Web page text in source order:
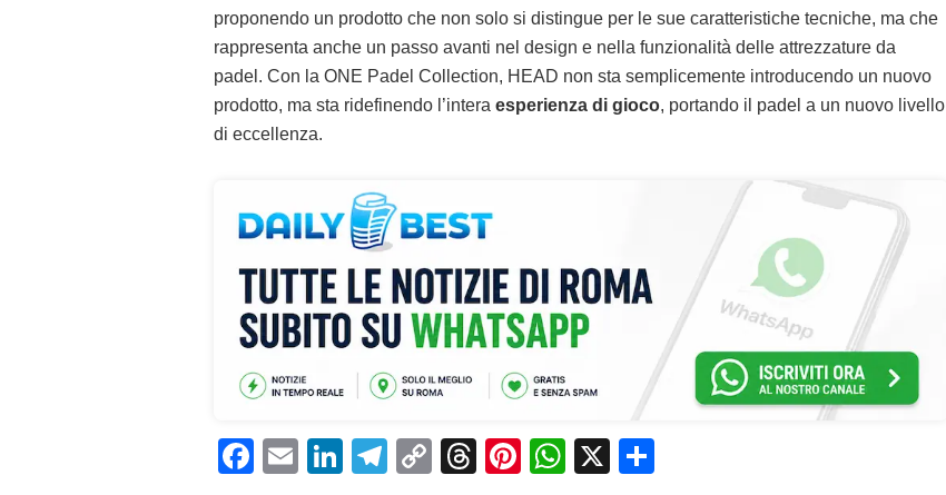
proponendo un prodotto che non solo si distingue per le sue caratteristiche tecniche, ma che
rappresenta anche un passo avanti nel design e nella funzionalità delle attrezzature da
padel. Con la ONE Padel Collection, HEAD non sta semplicemente introducendo un nuovo
prodotto, ma sta ridefinendo l’intera esperienza di gioco, portando il padel a un nuovo livello
di eccellenza.
F
E
Li T
C
T
Pi W X